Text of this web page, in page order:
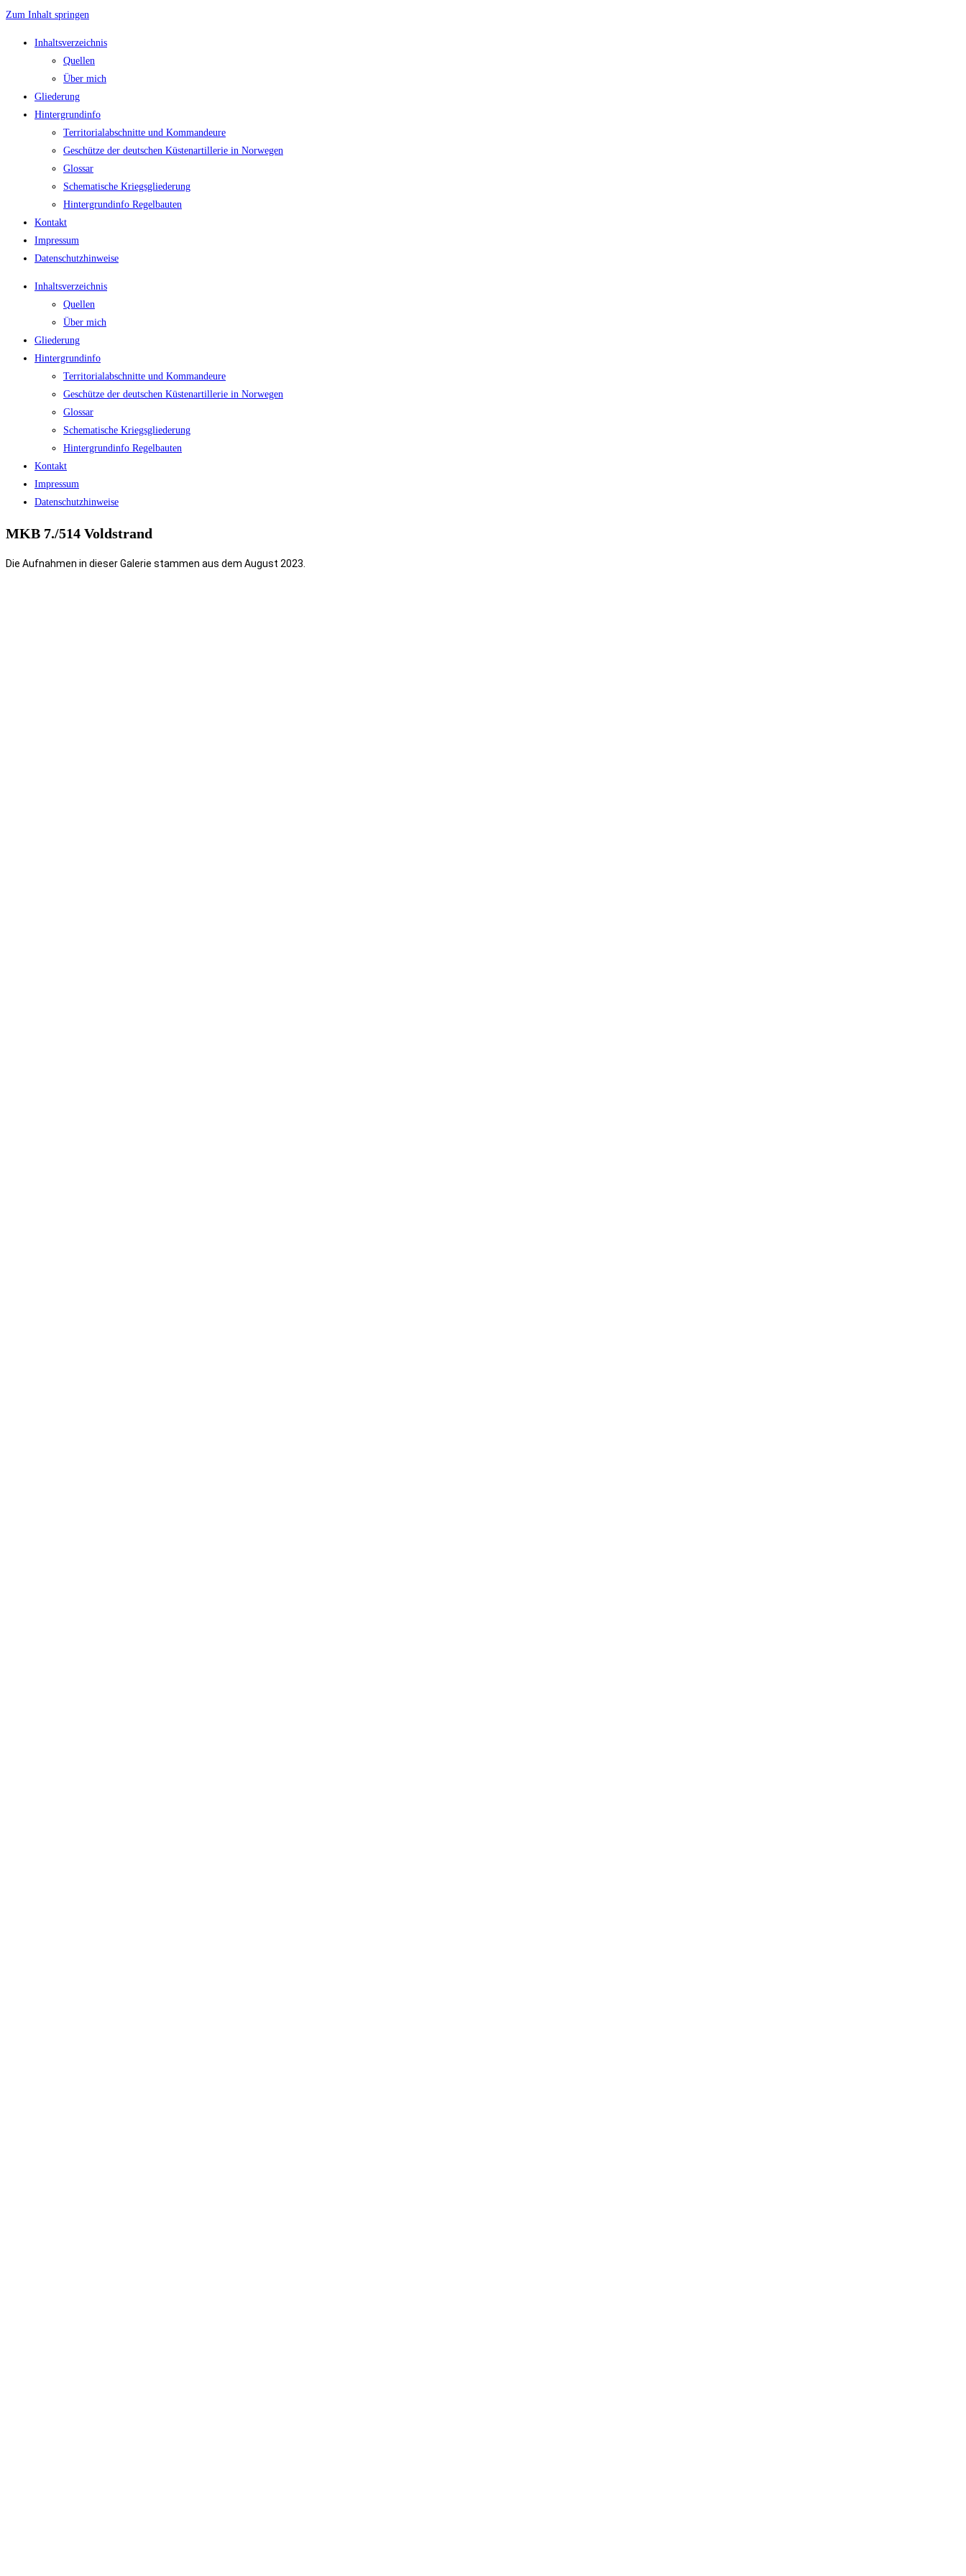
Zum Inhalt springen
Inhaltsverzeichnis
Quellen
Über mich
Gliederung
Hintergrundinfo
Territorialabschnitte und Kommandeure
Geschütze der deutschen Küstenartillerie in Norwegen
Glossar
Schematische Kriegsgliederung
Hintergrundinfo Regelbauten
Kontakt
Impressum
Datenschutzhinweise
Inhaltsverzeichnis
Quellen
Über mich
Gliederung
Hintergrundinfo
Territorialabschnitte und Kommandeure
Geschütze der deutschen Küstenartillerie in Norwegen
Glossar
Schematische Kriegsgliederung
Hintergrundinfo Regelbauten
Kontakt
Impressum
Datenschutzhinweise
MKB 7./514 Voldstrand
Die Aufnahmen in dieser Galerie stammen aus dem August 2023.